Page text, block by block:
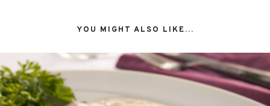
YOU MIGHT ALSO LIKE...